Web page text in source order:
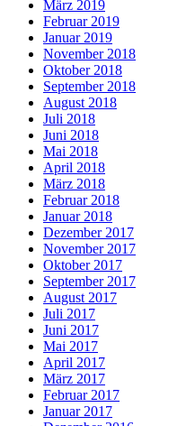
März 2019
Februar 2019
Januar 2019
November 2018
Oktober 2018
September 2018
August 2018
Juli 2018
Juni 2018
Mai 2018
April 2018
März 2018
Februar 2018
Januar 2018
Dezember 2017
November 2017
Oktober 2017
September 2017
August 2017
Juli 2017
Juni 2017
Mai 2017
April 2017
März 2017
Februar 2017
Januar 2017